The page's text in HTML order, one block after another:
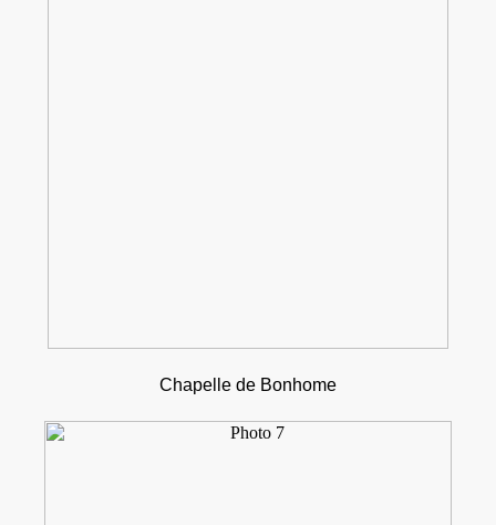
Chapelle de Bonhome